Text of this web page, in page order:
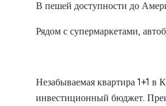
В пешей доступности до
Рядом с супермаркетами,
Незабываемая квартира 1+1 в
инвестиционный бюджет.